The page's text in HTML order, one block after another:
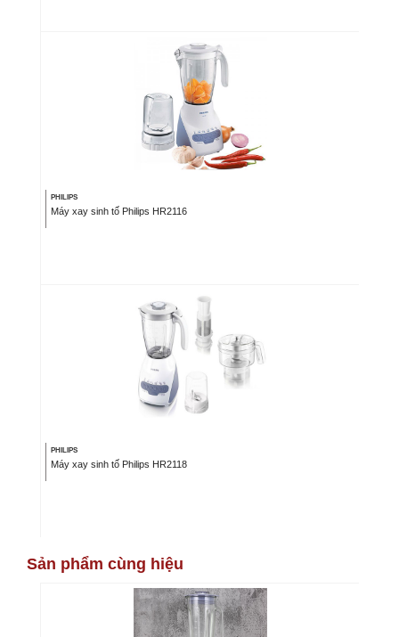
PHILIPS
Máy xay sinh tố Philips HR2116
PHILIPS
Máy xay sinh tố Philips HR2118
Sản phẩm cùng hiệu